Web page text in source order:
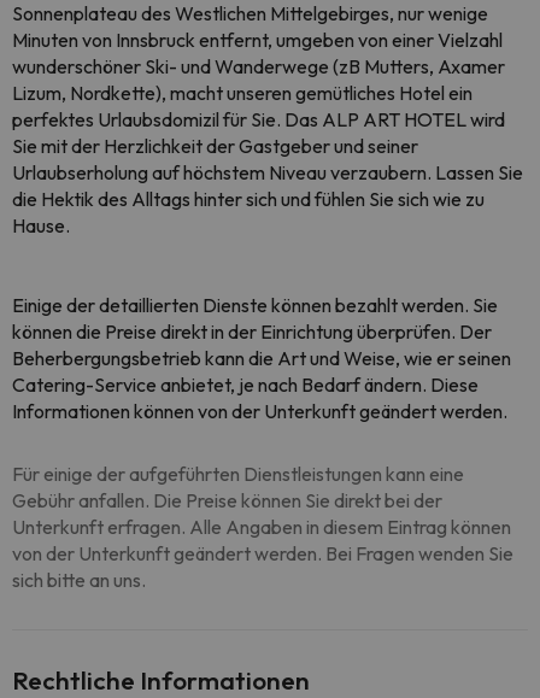
Sonnenplateau des Westlichen Mittelgebirges, nur wenige
Minuten von Innsbruck entfernt, umgeben von einer Vielzahl
wunderschöner Ski- und Wanderwege (zB Mutters, Axamer
Lizum, Nordkette), macht unseren gemütliches Hotel ein
perfektes Urlaubsdomizil für Sie. Das ALP ART HOTEL wird
Sie mit der Herzlichkeit der Gastgeber und seiner
Urlaubserholung auf höchstem Niveau verzaubern. Lassen Sie
die Hektik des Alltags hinter sich und fühlen Sie sich wie zu
Hause.
Einige der detaillierten Dienste können bezahlt werden. Sie
können die Preise direkt in der Einrichtung überprüfen. Der
Beherbergungsbetrieb kann die Art und Weise, wie er seinen
Catering-Service anbietet, je nach Bedarf ändern. Diese
Informationen können von der Unterkunft geändert werden.
Für einige der aufgeführten Dienstleistungen kann eine
Gebühr anfallen. Die Preise können Sie direkt bei der
Unterkunft erfragen. Alle Angaben in diesem Eintrag können
von der Unterkunft geändert werden. Bei Fragen wenden Sie
sich bitte an uns.
Rechtliche Informationen